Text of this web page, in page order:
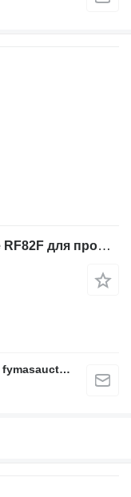
Электродвигатель SEW-Eurodrive RF82F для промышленного оборудования
Fymas Auctions ApS – visit the auction fymasauctions.dk